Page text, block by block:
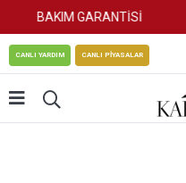
BAKIM GARANTİSİ
CANLI YARDIM CANLI PİYASALAR